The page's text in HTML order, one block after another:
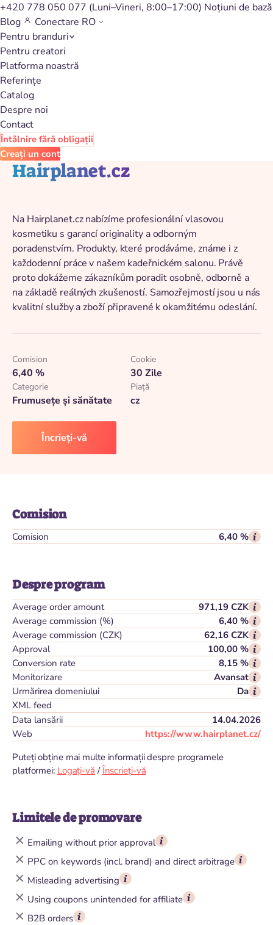
+420 778 050 077 (Luni–Vineri, 8:00–17:00) Noțiuni de bază
Blog
Conectare RO
Pentru branduri
Pentru creatori
Platforma noastră
Referințe
Catalog
Despre noi
Contact
Întâlnire fără obligații
Creați un cont
Înapoi la catalog
Hairplanet.cz
Na Hairplanet.cz nabízíme profesionální vlasovou
kosmetiku s garancí originality a odborným
poradenstvím. Produkty, které prodáváme, známe i z
každodenní práce v našem kadeřnickém salonu. Právě
proto dokážeme zákazníkům poradit osobně, odborně a
na základě reálných zkušeností. Samozřejmostí jsou u nás
kvalitní služby a zboží připravené k okamžitému odeslání.
Comision
6,40 %
Cookie
30 Zile
Categorie
Frumusețe și sănătate
Piaţă
cz
Încrieți-vă
Comision
Comision 6,40 %
Despre program
Average order amount
971,19 CZK
Average commission (%)
6,40 %
Average commission (CZK)
62,16 CZK
Approval
100,00 %
Conversion rate
8,15 %
Monitorizare
Avansat
Urmărirea domeniului
Da
XML feed
Data lansării
14.04.2026
Web
https://www.hairplanet.cz/
Puteți obține mai multe informații despre programele
platformei: Logați-vă /Înscrieți-vă
Limitele de promovare
Emailing without prior approval
PPC on keywords (incl. brand) and direct arbitrage
Misleading advertising
Using coupons unintended for affiliate
B2B orders